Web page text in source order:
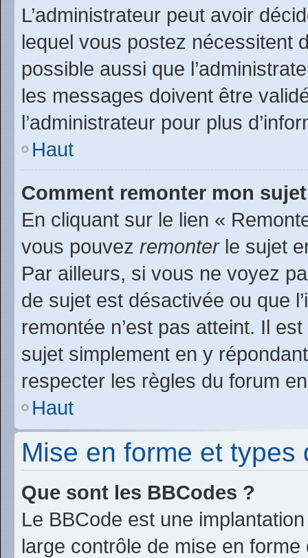
L’administrateur peut avoir
lequel vous postez nécessitent
possible aussi que
les messages doivent être
l’administrateur pour plus
Haut
Comment remonter mon
En cliquant sur le lien «
vous pouvez remonterle sujet
Par ailleurs, si vous ne voyez
de sujet est désactivée ou que
remontée n’est pas atteint. Il
sujet simplement en y
respecter les règles du forum
Haut
Mise en forme et types
Que sont les BBCodes ?
Le BBCode est une
large contrôle de mise en